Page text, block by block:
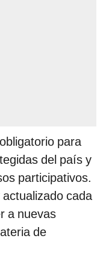
para
del país y
participativos.
cada
a nuevas
de